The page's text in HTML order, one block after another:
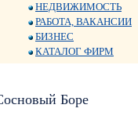
НЕДВИЖИМОСТЬ
РАБОТА, ВАКАНСИИ
БИЗНЕС
КАТАЛОГ ФИРМ
Боре